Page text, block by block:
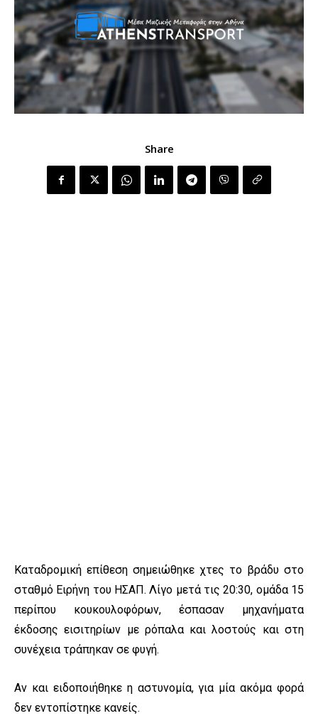
Share
Καταδρομική επίθεση σημειώθηκε χτες το βράδυ στο
σταθμό Ειρήνη του ΗΣΑΠ. Λίγο μετά τις 20:30, ομάδα 15
περίπου κουκουλοφόρων, έσπασαν μηχανήματα
έκδοσης εισιτηρίων με ρόπαλα και λοστούς και στη
συνέχεια τράπηκαν σε φυγή.
Αν και ειδοποιήθηκε η αστυνομία, για μία ακόμα φορά
δεν εντοπίστηκε κανείς.